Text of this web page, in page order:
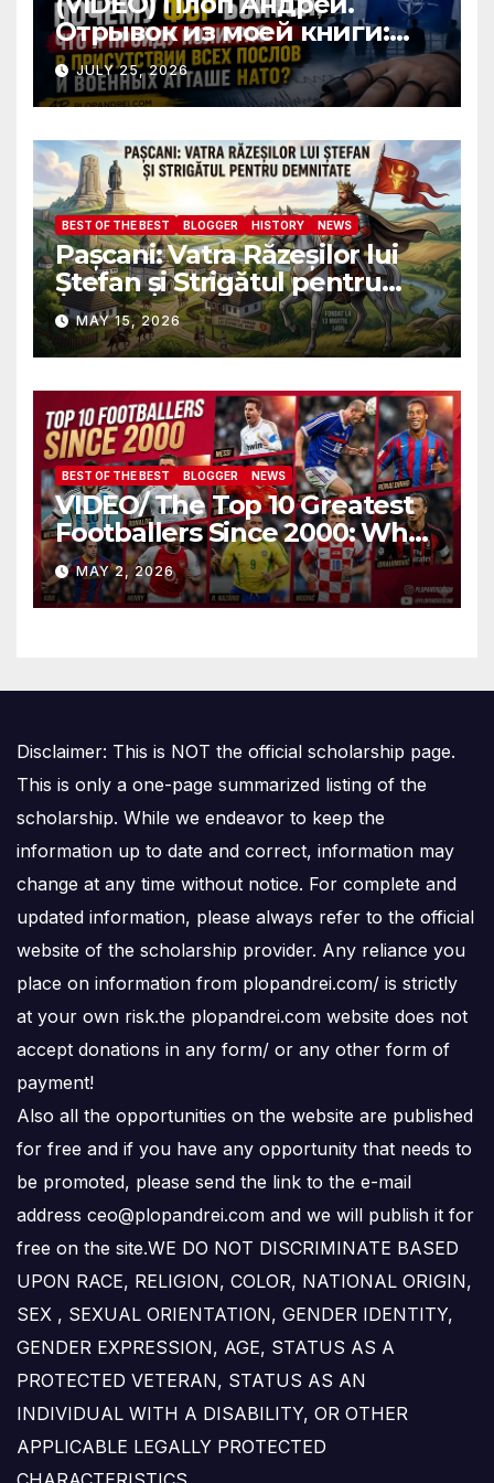
Отрывок из моей книги:
Почему ФБР боится, что я
пройду полиграф в
присутствии всех послов и
военных атташе НАТО?
JULY 25, 2026
BEST OF THE BEST BLOGGER HISTORY NEWS
Pașcani: Vatra Răzeșilor lui
Ștefan și Strigătul pentru
Demnitate în Fața
Amalgamării
MAY 15, 2026
BEST OF THE BEST BLOGGER NEWS
VIDEO/ The Top 10 Greatest
Footballers Since 2000: Who
Is Number One
MAY 2, 2026
Disclaimer: This is NOT the official scholarship page.
This is only a one-page summarized listing of the
scholarship. While we endeavor to keep the
information up to date and correct, information may
change at any time without notice. For complete and
updated information, please always refer to the official
website of the scholarship provider. Any reliance you
place on information from plopandrei.com/ is strictly
at your own risk.the plopandrei.com website does not
accept donations in any form/ or any other form of
payment!
Also all the opportunities on the website are published
for free and if you have any opportunity that needs to
be promoted, please send the link to the e-mail
address ceo@plopandrei.com and we will publish it for
free on the site.WE DO NOT DISCRIMINATE BASED
UPON RACE, RELIGION, COLOR, NATIONAL ORIGIN,
SEX , SEXUAL ORIENTATION, GENDER IDENTITY,
GENDER EXPRESSION, AGE, STATUS AS A
PROTECTED VETERAN, STATUS AS AN
INDIVIDUAL WITH A DISABILITY, OR OTHER
APPLICABLE LEGALLY PROTECTED